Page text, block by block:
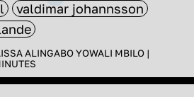
valdimar johannsson
ALINGABO YOWALI MBILO |